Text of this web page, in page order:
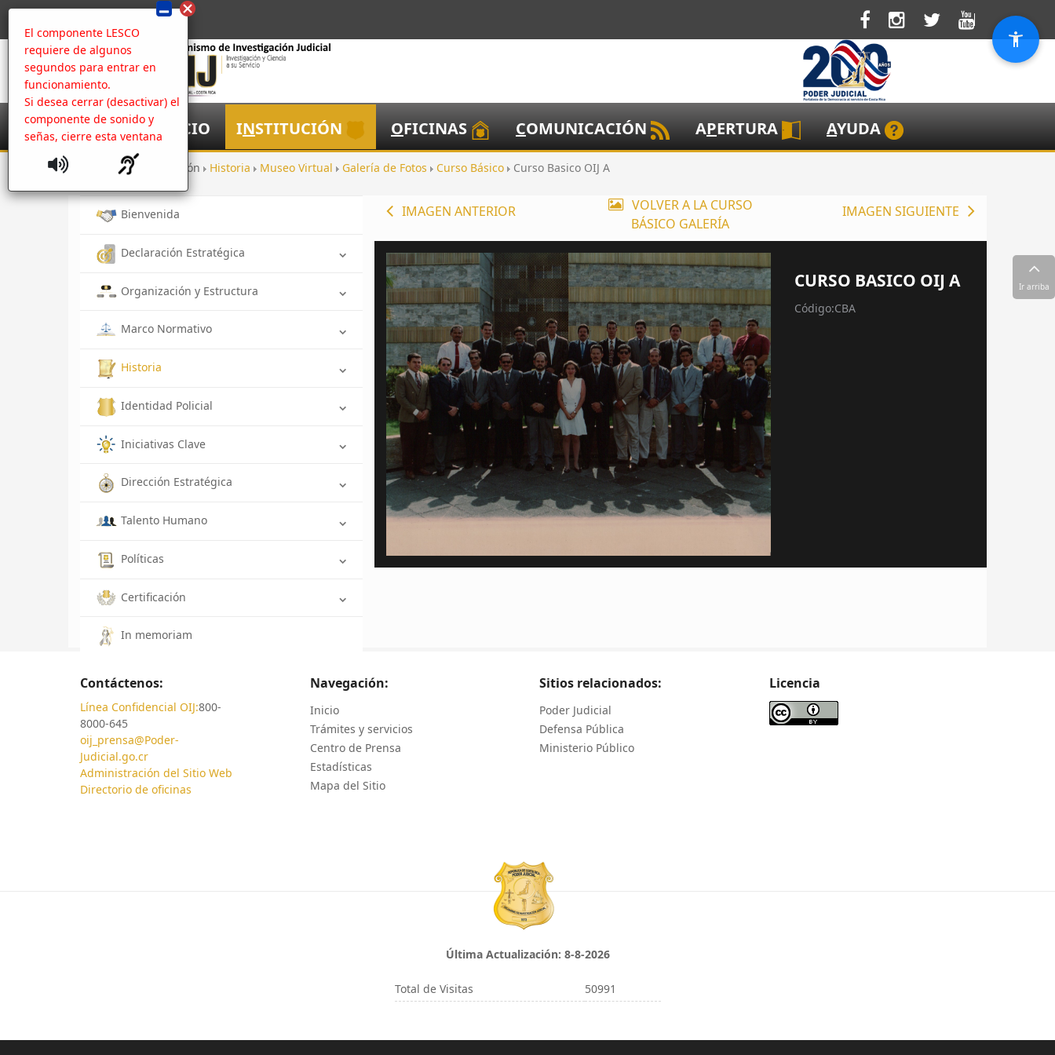
El componente LESCO
requiere de algunos
segundos para entrar en
funcionamiento.
Si desea cerrar (desactivar) el
componente de sonido y
señas, cierre esta ventana
NICIO INSTITUCIÓN OFICINAS COMUNICACIÓN APERTURA AYUDA
Inicio Institución Historia Museo Virtual Galería de Fotos Curso Básico Curso Basico OIJ A
Bienvenida
Declaración Estratégica
Organización y Estructura
Marco Normativo
Historia
Identidad Policial
Iniciativas Clave
Dirección Estratégica
Talento Humano
Políticas
Certificación
In memoriam
IMAGEN ANTERIOR
VOLVER A LA CURSO
BÁSICO GALERÍA
IMAGEN SIGUIENTE
CURSO BASICO OIJ A
Código:CBA
Contáctenos:
Línea Confidencial OIJ:800-
8000-645
oij_prensa@Poder-
Judicial.go.cr
Administración del Sitio Web
Directorio de oficinas
Navegación:
Inicio
Trámites y servicios
Centro de Prensa
Estadísticas
Mapa del Sitio
Sitios relacionados:
Poder Judicial
Defensa Pública
Ministerio Público
Licencia
Última Actualización: 8-8-2026
Total de Visitas 50991
Ir arriba